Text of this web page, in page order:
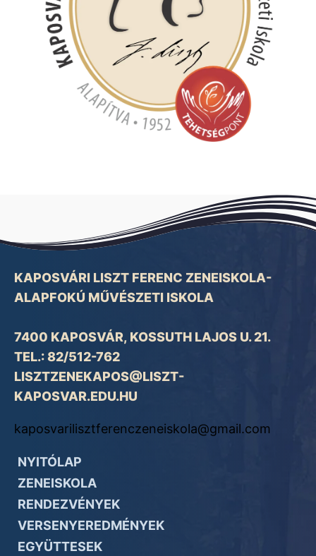
KAPOSVÁRI LISZT FERENC ZENEISKOLA-
ALAPFOKÚ MŰVÉSZETI ISKOLA
7400 KAPOSVÁR, KOSSUTH LAJOS U. 21.
TEL.: 82/512-762
LISZTZENEKAPOS@LISZT-
KAPOSVAR.EDU.HU
kaposvarilisztferenczeneiskola@gmail.com
NYITÓLAP
ZENEISKOLA
RENDEZVÉNYEK
VERSENYEREDMÉNYEK
EGYÜTTESEK